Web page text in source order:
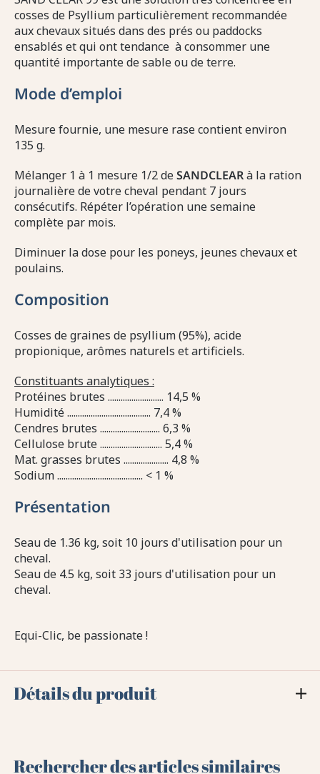
cosses de Psyllium particulièrement recommandée
aux chevaux situés dans des prés ou paddocks
ensablés et qui ont tendance à consommer une
quantité importante de sable ou de terre.
Mode d’emploi
Mesure fournie, une mesure rase contient environ
135 g.
Mélanger 1 à 1 mesure 1/2 deSANDCLEARà la ration
journalière de votre cheval pendant 7 jours
consécutifs. Répéter l’opération une semaine
complète par mois.
Diminuer la dose pour les poneys, jeunes chevaux et
poulains.
Composition
Cosses de graines de psyllium (95%), acide
propionique, arômes naturels et artificiels.
Constituants analytiques :
Protéines brutes .......................... 14,5 %
Humidité ....................................... 7,4 %
Cendres brutes ............................ 6,3 %
Cellulose brute ............................. 5,4 %
Mat. grasses brutes ..................... 4,8 %
Sodium ........................................ < 1 %
Présentation
Seau de 1.36 kg, soit 10 jours d'utilisation pour un
cheval.
Seau de 4.5 kg, soit 33 jours d'utilisation pour un
cheval.
Equi-Clic, be passionate !
Détails du produit
Rechercher des articles similaires